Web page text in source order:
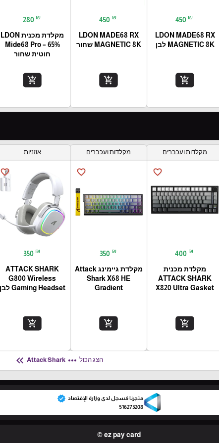
450 ₪
LDON MADE68 RX
MAGNETIC 8K לבן
add_shopping_cart
450 ₪
LDON MADE68 RX
MAGNETIC 8K שחור
add_shopping_cart
280 ₪
מקלדת מכנית LDON
Mide68 Pro – 65%
חוטית שחור
add_shopping_cart
מקלדות ועכברים
favorite_border
400 ₪
מקלדת מכנית
ATTACK SHARK
X820 Ultra Gasket
add_shopping_cart
מקלדות ועכברים
favorite_border
350 ₪
מקלדת גיימינג Attack
Shark X68 HE
Gradient
add_shopping_cart
אוזניות
favorite_border
350 ₪
ATTACK SHARK
G800 Wireless
Gaming Headset לבן
add_shopping_cart
הצג הכול more_horiz
Attack Shark
keyboard_double_arrow_left
متجرنا مُسجل لدى وزارة الإقتصاد verified
516273208
ez pay card ©